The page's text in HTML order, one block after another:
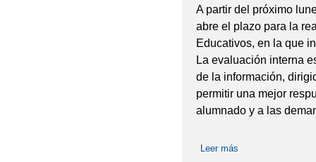
A partir del próximo
abre el plazo para la
Educativos, en la que
La evaluación interna
de la información,
permitir una mejor
alumnado y a las
Leer más